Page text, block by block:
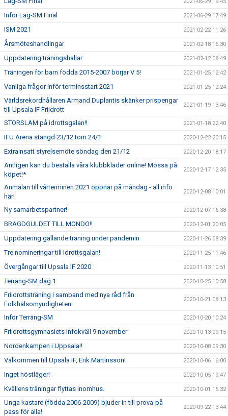
Inför Lag-SM Final 2021-06-29 17:49
ISM 2021 2021-02-22 11:26
Årsmöteshandlingar 2021-02-18 16:30
Uppdatering träningshallar 2021-02-12 08:49
Träningen för barn födda 2015-2007 börjar V 5! 2021-01-25 12:42
Vanliga frågor inför terminsstart 2021 2021-01-25 12:24
Världsrekordhållaren Armand Duplantis skänker prispengar
till Upsala IF Friidrott
2021-01-19 13:46
STORSLAM på idrottsgalan!! 2021-01-18 22:40
IFU Arena stängd 23/12 tom 24/1 2020-12-22 20:15
Extrainsatt styrelsemöte söndag den 21/12 2020-12-20 18:17
Äntligen kan du beställa våra klubbkläder online! Mössa på
köpet!*
2020-12-17 12:35
Anmälan till vårterminen 2021 öppnar på måndag - all info
här!
2020-12-08 10:01
Ny samarbetspartner! 2020-12-07 16:38
BRAGDGULDET TILL MONDO!! 2020-12-01 20:05
Uppdatering gällande träning under pandemin 2020-11-26 08:39
Tre nomineringar till Idrottsgalan! 2020-11-25 11:46
Övergångar till Upsala IF 2020 2020-11-13 10:51
Terräng-SM dag 1 2020-10-25 10:58
Friidrottsträning i samband med nya råd från
Folkhälsomyndigheten
2020-10-21 08:13
Inför Terräng-SM 2020-10-20 10:24
Friidrottsgymnasiets infokväll 9 november 2020-10-13 09:15
Nordenkampen i Uppsala!! 2020-10-08 09:30
Välkommen till Upsala IF, Erik Martinsson! 2020-10-06 16:00
Inget höstläger! 2020-10-05 19:47
Kvällens träningar flyttas inomhus. 2020-10-01 15:32
Unga kastare (födda 2006-2009) bjuder in till prova-på
pass för alla!
2020-09-22 13:44